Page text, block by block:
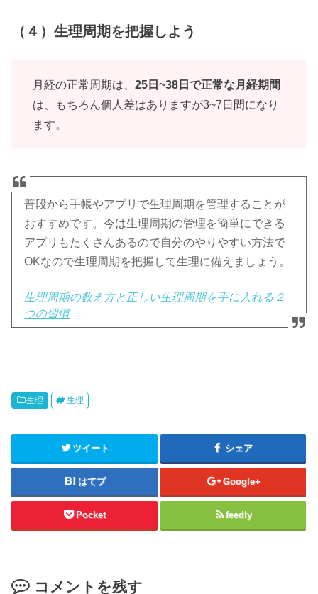
（４）生理周期を把握しよう
月経の正常周期は、25日~38日で正常な月経期間
は、もちろん個人差はありますが3~7日間になり
ます。
普段から手帳やアプリで生理周期を管理することが
おすすめです。今は生理周期の管理を簡単にできる
アプリもたくさんあるので自分のやりやすい方法で
OKなので生理周期を把握して生理に備えましょう。
生理周期の数え方と正しい生理周期を手に入れる２
つの習慣
生理 生理
ツイート シェア
はてブ Google+
Pocket feedly
コメントを残す